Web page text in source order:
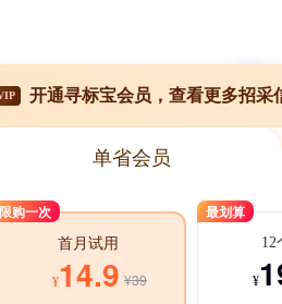
开通寻标宝会员，查看更多招采
单省会员
限购一次
首月试用
¥14.9 ¥39
最划算
12
¥